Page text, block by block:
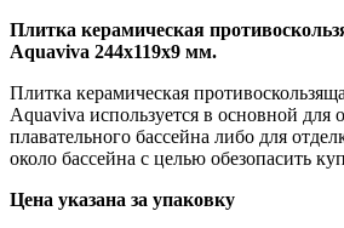
Плитка керамическая
Aquaviva 244х119х9 мм.
Плитка керамическая
Aquaviva используется в основной для
плавательного бассейна либо для
около бассейна с целью обезопасить
Цена указана за упаковку